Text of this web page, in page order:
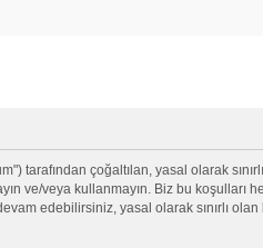
tarafından çoğaltılan, yasal olarak
ve/veya kullanmayın. Biz bu
edebilirsiniz, yasal olarak sınırlı